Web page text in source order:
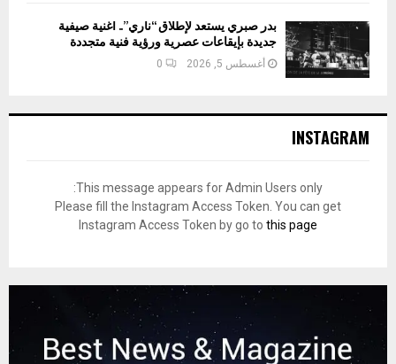
بدر صبري يستعد لإطلاق “ناري”.. أغنية صيفية
جديدة بإيقاعات عصرية ورؤية فنية متجددة
أغسطس 5, 2026 0
INSTAGRAM
This message appears for Admin Users only:
Please fill the Instagram Access Token. You can get
Instagram Access Token by go to this page